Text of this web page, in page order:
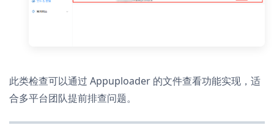
此类检查可以通过 Appuploader 的文件查看功能实现，适
合多平台团队提前排查问题。